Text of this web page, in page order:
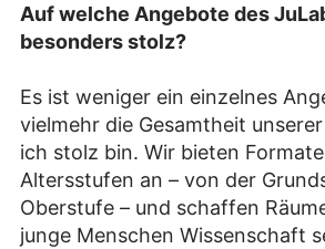
Auf welche Angebote des
besonders stolz?
Es ist weniger ein einzelnes
vielmehr die Gesamtheit
ich stolz bin. Wir bieten
Altersstufen an – von der
Oberstufe – und schaffen
junge Menschen Wissenschaft